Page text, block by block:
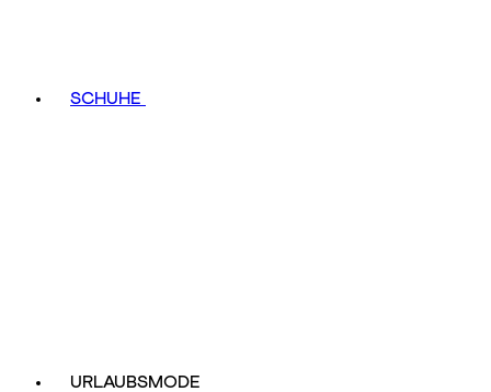
SCHUHE
URLAUBSMODE